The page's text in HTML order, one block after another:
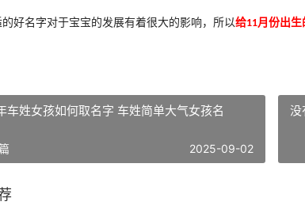
好名字对于宝宝的发展有着很大的影响，所以给11月份出生
车姓女孩如何取名字 车姓简单大气女孩名
2025-09-02
没